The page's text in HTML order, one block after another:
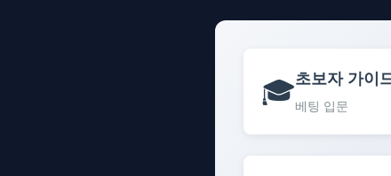
🎓초보자 가이
베팅 입문